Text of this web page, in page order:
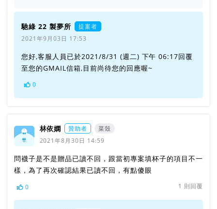
馳綠 22 製夢所
提案者
2021年9月03日 17:53
您好,客服人員已於2021/8/31 (週二) 下午 06:17回覆
至您的GMAIL信箱,目前尚待您的回應喔~
0
林依嫻 贊助者
菜殼
2021年8月30日 14:59
問襪子是不是贈品已讀不回，跟當初專案填杯子的項目不一
樣，為了再次確認結果已讀不回，有點傻眼
0 1則回覆